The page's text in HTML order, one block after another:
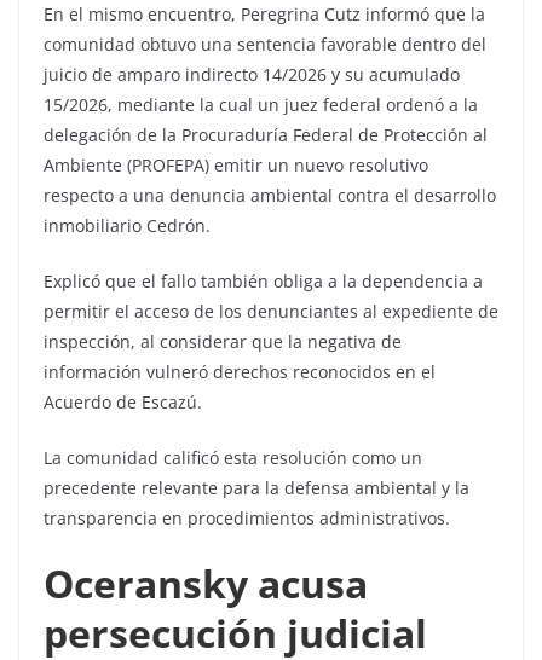
En el mismo encuentro, Peregrina Cutz informó que la
comunidad obtuvo una sentencia favorable dentro del
juicio de amparo indirecto 14/2026 y su acumulado
15/2026, mediante la cual un juez federal ordenó a la
delegación de la Procuraduría Federal de Protección al
Ambiente (PROFEPA) emitir un nuevo resolutivo
respecto a una denuncia ambiental contra el desarrollo
inmobiliario Cedrón.
Explicó que el fallo también obliga a la dependencia a
permitir el acceso de los denunciantes al expediente de
inspección, al considerar que la negativa de
información vulneró derechos reconocidos en el
Acuerdo de Escazú.
La comunidad calificó esta resolución como un
precedente relevante para la defensa ambiental y la
transparencia en procedimientos administrativos.
Oceransky acusa
persecución judicial